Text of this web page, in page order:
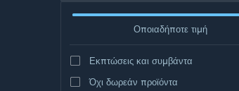
Οποιαδήποτε τιμή
Εκπτώσεις και συμβάντα
Όχι δωρεάν προϊόντα